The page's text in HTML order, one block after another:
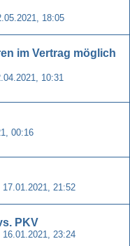
18:05
im Vertrag möglich
10:31
00:16
17.01.2021, 21:52
PKV
16.01.2021, 23:24